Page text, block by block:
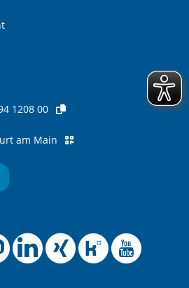
Verifizierung
1208 00
am Main
Offizielle
Offizielle